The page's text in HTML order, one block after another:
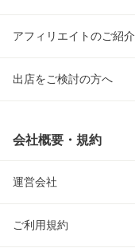
アフィリエイトのご紹介
出店をご検討の方へ
会社概要・規約
運営会社
ご利用規約